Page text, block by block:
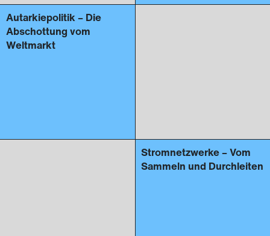
Autarkiepolitik – Die
Abschottung vom
Weltmarkt
Stromnetzwerke – Vom
Sammeln und Durchleiten